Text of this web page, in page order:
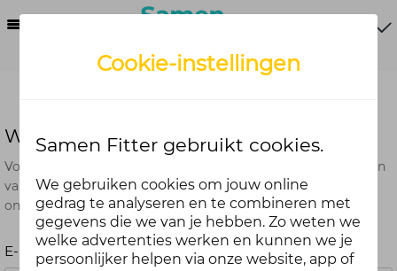
Wachtwoord vergeten?
Voer het e-mailadres in dat je hebt gebruikt bij het aanmaken
van je account. Je ontvangt van ons een e-mail met een link
om je wachtwoord opnieuw in te stellen.
E-mailadres:
Cookie-instellingen
Samen Fitter gebruikt cookies.
We gebruiken cookies om jouw online
gedrag te analyseren en te combineren met
gegevens die we van je hebben. Zo weten we
welke advertenties werken en kunnen we je
persoonlijker helpen via onze website, app of